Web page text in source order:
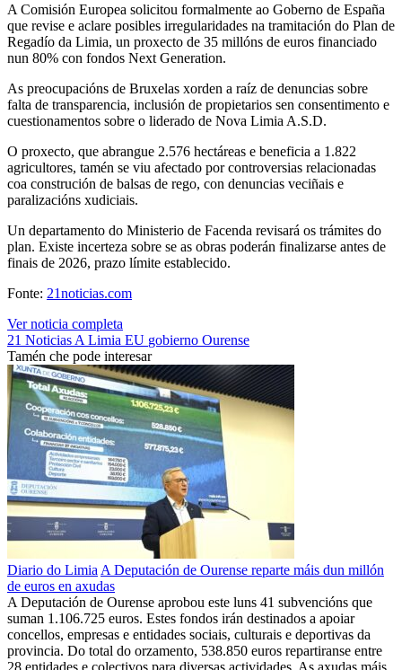
A Comisión Europea solicitou formalmente ao Goberno de España
que revise e aclare posibles irregularidades na tramitación do Plan de
Regadío da Limia, un proxecto de 35 millóns de euros financiado
nun 80% con fondos Next Generation.
As preocupacións de Bruxelas xorden a raíz de denuncias sobre
falta de transparencia, inclusión de propietarios sen consentimento e
cuestionamentos sobre o liderado de Nova Limia A.S.D.
O proxecto, que abrangue 2.576 hectáreas e beneficia a 1.822
agricultores, tamén se viu afectado por controversias relacionadas
coa construción de balsas de rego, con denuncias veciñais e
paralizacións xudiciais.
Un departamento do Ministerio de Facenda revisará os trámites do
plan. Existe incerteza sobre se as obras poderán finalizarse antes de
finais de 2026, prazo límite establecido.
Fonte: 21noticias.com
Ver noticia completa
21 Noticias A Limia EU gobierno Ourense
Tamén che pode interesar
Diario do Limia A Deputación de Ourense reparte máis dun millón
de euros en axudas
A Deputación de Ourense aprobou este luns 41 subvencións que
suman 1.106.725 euros. Estes fondos irán destinados a apoiar
concellos, empresas e entidades sociais, culturais e deportivas da
provincia. Do total do orzamento, 538.850 euros repartiranse entre
28 entidades e colectivos para diversas actividades. As axudas máis